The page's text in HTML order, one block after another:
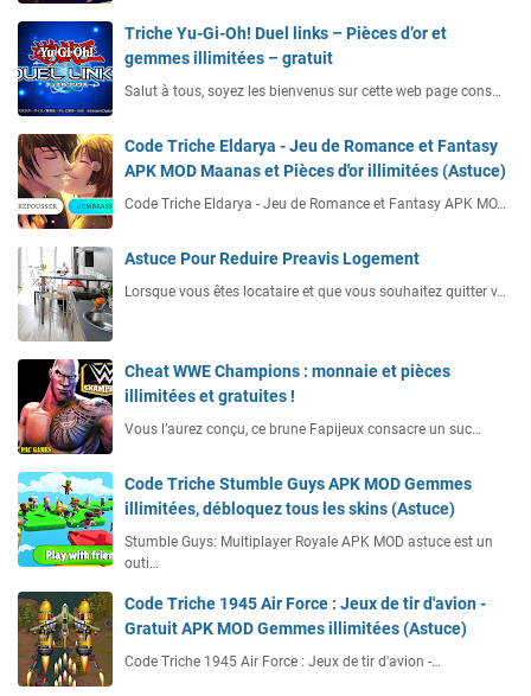
Triche Yu-Gi-Oh! Duel links – Pièces d’or et
gemmes illimitées – gratuit
Salut à tous, soyez les bienvenus sur cette web page cons…
Code Triche Eldarya - Jeu de Romance et Fantasy
APK MOD Maanas et Pièces d'or illimitées (Astuce)
Code Triche Eldarya - Jeu de Romance et Fantasy APK MO…
Astuce Pour Reduire Preavis Logement
Lorsque vous êtes locataire et que vous souhaitez quitter v…
Cheat WWE Champions : monnaie et pièces
illimitées et gratuites !
Vous l’aurez conçu, ce brune Fapijeux consacre un suc…
Code Triche Stumble Guys APK MOD Gemmes
illimitées, débloquez tous les skins (Astuce)
Stumble Guys: Multiplayer Royale APK MOD astuce est un
outi…
Code Triche 1945 Air Force : Jeux de tir d'avion -
Gratuit APK MOD Gemmes illimitées (Astuce)
Code Triche 1945 Air Force : Jeux de tir d'avion -…